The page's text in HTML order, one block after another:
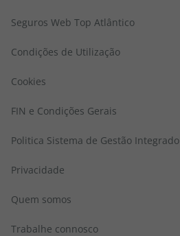
Seguros Web Top Atlântico
Condições de Utilização
Cookies
FIN e Condições Gerais
Politica Sistema de Gestão Integrado
Privacidade
Quem somos
Trabalhe connosco